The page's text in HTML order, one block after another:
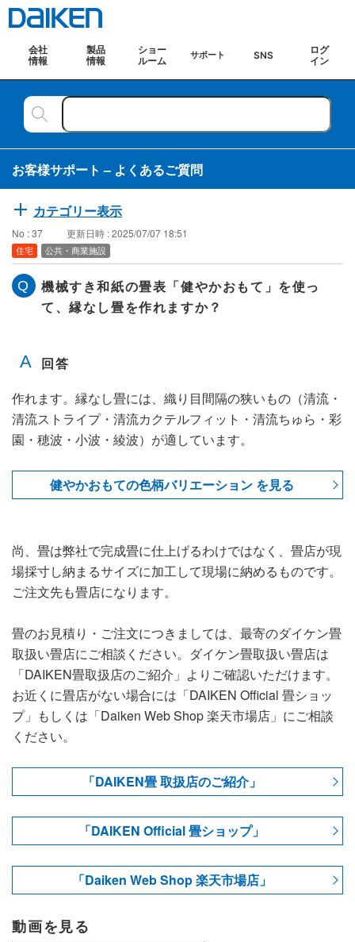
会社
情報
製品
情報
ショー
ルーム
サポート SNS
ログ
イン
お客様サポート – よくあるご質問
カテゴリー表示
No : 37 更新日時 : 2025/07/07 18:51
住宅 公共・商業施設
機械すき和紙の畳表「健やかおもて」を使っ
て、縁なし畳を作れますか？
作れます。縁なし畳には、織り目間隔の狭いもの（清流・
清流ストライプ・清流カクテルフィット・清流ちゅら・彩
園・穂波・小波・綾波）が適しています。
健やかおもての色柄バリエーション を見る
尚、畳は弊社で完成畳に仕上げるわけではなく、畳店が現
場採寸し納まるサイズに加工して現場に納めるものです。
ご注文先も畳店になります。
畳のお見積り・ご注文につきましては、最寄のダイケン畳
取扱い畳店にご相談ください。ダイケン畳取扱い畳店は
「DAIKEN畳取扱店のご紹介」よりご確認いただけます。
お近くに畳店がない場合には「DAIKEN Official 畳ショッ
プ」もしくは「Daiken Web Shop 楽天市場店」にご相談
ください。
「DAIKEN畳 取扱店のご紹介」
「DAIKEN Official 畳ショップ」
「Daiken Web Shop 楽天市場店」
動画を見る